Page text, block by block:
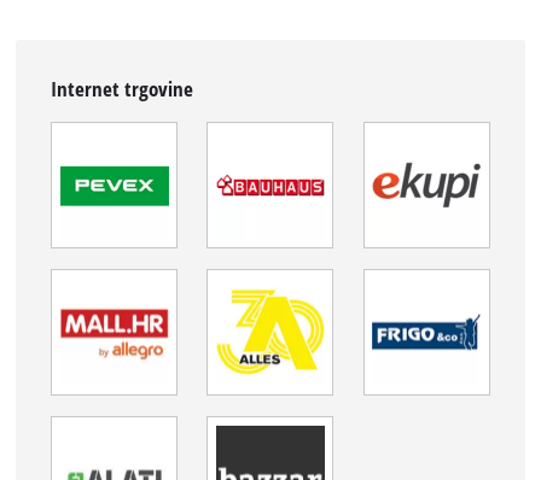
Internet trgovine